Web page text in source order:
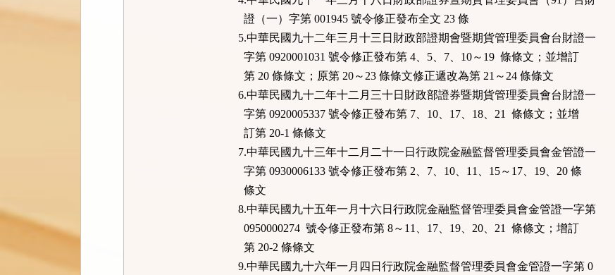
證（一）字第 001945 號令修正發布全文 23 條
5.中華民國九十二年三月十三日財政部證期會暨期貨管理委員會台財證一
字第 0920001031 號令修正發布第 4、5、7、10～19 條條文；並增訂
第 20 條條文；原第 20～23 條條文修正遞改為第 21～24 條條文
6.中華民國九十二年十二月三十日財政部證券暨期貨管理委員會台財證一
字第 0920005337 號令修正發布第 7、10、17、18、21 條條文；並增
訂第 20-1 條條文
7.中華民國九十三年十二月二十一日行政院金融監督管理委員會金管證一
字第 0930006133 號令修正發布第 2、7、10、11、15～17、19、20 條
條文
8.中華民國九十五年一月十六日行政院金融監督管理委員會金管證一字第
0950000274 號令修正發布第 8～11、17、19、20、21 條條文；增訂
第 20-2 條條文
9.中華民國九十六年一月四日行政院金融監督管理委員會金管證一字第 0